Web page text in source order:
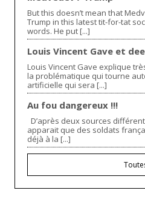
But this doesn’t mean that
Trump in this latest tit-for-tat
words. He put [...]
Louis Vincent Gave et
Louis Vincent Gave explique
la problématique qui tourne
artificielle qui sera [...]
Au fou dangereux !!!
D’après deux sources
apparait que des soldats
déjà à la [...]